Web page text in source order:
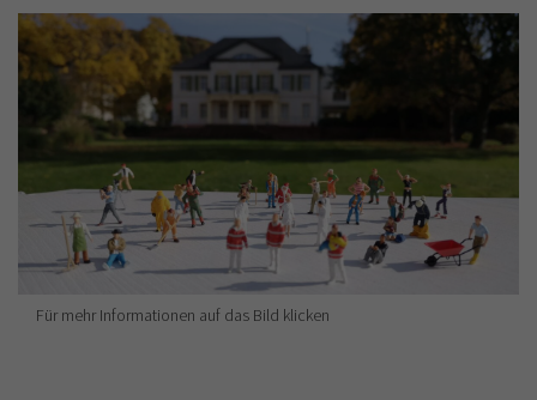
Für mehr Informationen auf das Bild klicken